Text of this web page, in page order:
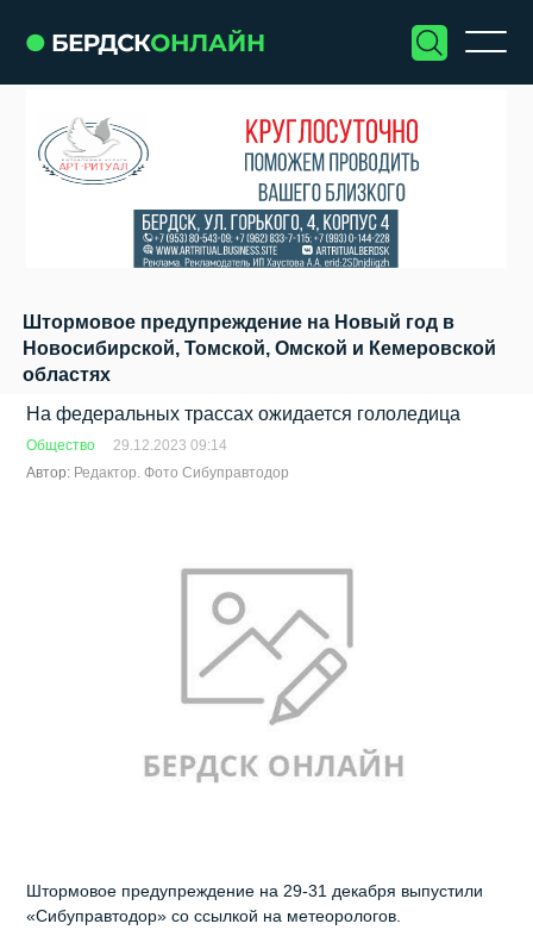
Штормовое предупреждение на Новый год в
Новосибирской, Томской, Омской и Кемеровской
областях
На федеральных трассах ожидается гололедица
Общество
29.12.2023 09:14
Автор: Редактор. Фото Сибуправтодор
Штормовое предупреждение на 29-31 декабря выпустили
«Сибуправтодор» со ссылкой на метеорологов.